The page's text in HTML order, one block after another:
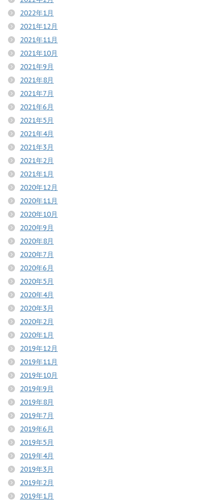
2022年1月
2021年12月
2021年11月
2021年10月
2021年9月
2021年8月
2021年7月
2021年6月
2021年5月
2021年4月
2021年3月
2021年2月
2021年1月
2020年12月
2020年11月
2020年10月
2020年9月
2020年8月
2020年7月
2020年6月
2020年5月
2020年4月
2020年3月
2020年2月
2020年1月
2019年12月
2019年11月
2019年10月
2019年9月
2019年8月
2019年7月
2019年6月
2019年5月
2019年4月
2019年3月
2019年2月
2019年1月